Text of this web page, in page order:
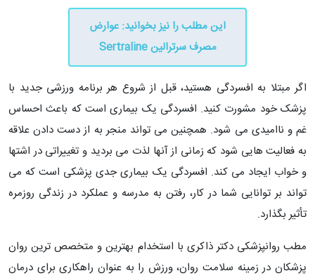
این مطلب را نیز بخوانید: ​عوارض
مصرف سرترالین Sertraline
اگر مبتلا به افسردگی هستید، قبل از شروع هر برنامه ورزشی جدید با
پزشک خود مشورت کنید. افسردگی یک بیماری است که باعث احساس
غم و ناامیدی می شود. همچنین می تواند منجر به از دست دادن علاقه
به فعالیت هایی شود که زمانی از آنها لذت می بردید و تغییراتی در اشتها
و خواب ایجاد می کند. افسردگی یک بیماری جدی پزشکی است که می
تواند بر توانایی شما در کار، رفتن به مدرسه و عملکرد در زندگی روزمره
تأثیر بگذارد.
مطب روانپزشکی دکتر ذاکری با استخدام بهترین و متخصص ترین روان
پزشکان در زمینه سلامت روان، ورزش را به عنوان راهکاری برای درمان